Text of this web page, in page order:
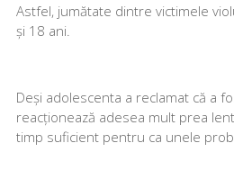
Astfel, jumătate dintre victimele
și 18 ani.
Deși adolescenta a reclamat că a
reacționează adesea mult prea
timp suficient pentru ca unele